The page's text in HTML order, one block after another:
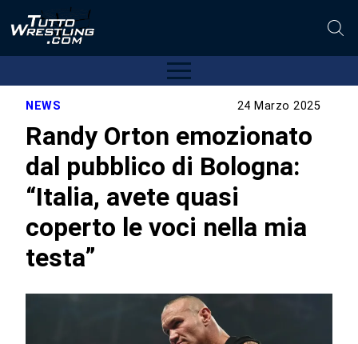
NEWS 24 Marzo 2025
Randy Orton emozionato
dal pubblico di Bologna:
“Italia, avete quasi
coperto le voci nella mia
testa”